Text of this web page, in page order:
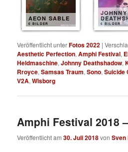
AEON SABLE
6 BILDER
JOHNNY
6 BILDER
Veröffentlicht unterFotos 2022 |
Aesthetic Perfection,Amphi Festival,
Heldmaschine,Johnny Deathshadow,
Rroyce,Samsas Traum,Sono,Suicide
V2A,Wisborg
Amphi Festival 2018
Veröffentlicht am30. Juli 2018vonSven